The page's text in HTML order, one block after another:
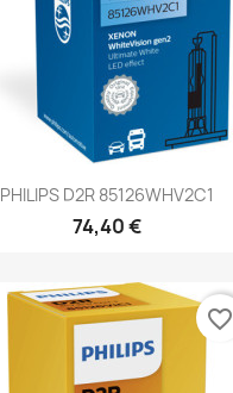
PHILIPS D2R 85126WHV2C1
74,40 €
favorite_border